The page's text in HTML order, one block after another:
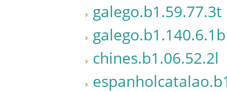
galego.b1.59.77.3t
galego.b1.140.6.1b
chines.b1.06.52.2l